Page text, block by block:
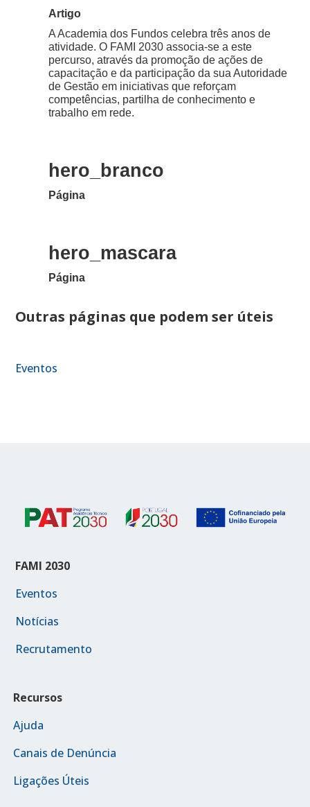
Artigo
A Academia dos Fundos celebra três anos de
atividade. O FAMI 2030 associa-se a este
percurso, através da promoção de ações de
capacitação e da participação da sua Autoridade
de Gestão em iniciativas que reforçam
competências, partilha de conhecimento e
trabalho em rede.
hero_branco
Página
hero_mascara
Página
Outras páginas que podem ser úteis
Eventos
FAMI 2030
Eventos
Notícias
Recrutamento
Recursos
Ajuda
Canais de Denúncia
Ligações Úteis